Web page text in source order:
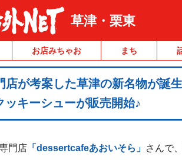
草津・栗東
お店みちゃお まち
が考案した草津の新名物が誕生
キーシューが販売開始♪
門店 「dessertcafeあおいそら」 さんで